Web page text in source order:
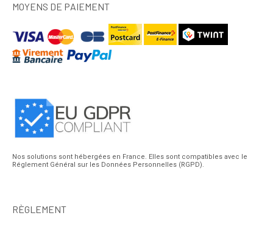
MOYENS DE PAIEMENT
Nos solutions sont hébergées en France. Elles sont compatibles avec le
Réglement Général sur les Données Personnelles (RGPD).
RÈGLEMENT